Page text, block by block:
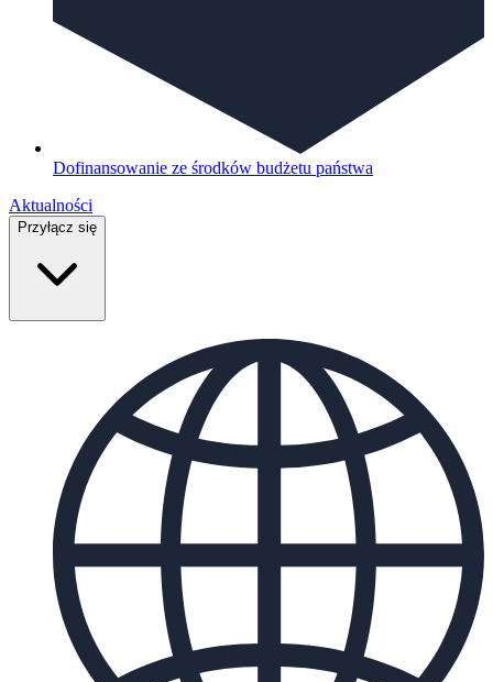
Dofinansowanie ze środków budżetu państwa
Aktualności
Przyłącz się